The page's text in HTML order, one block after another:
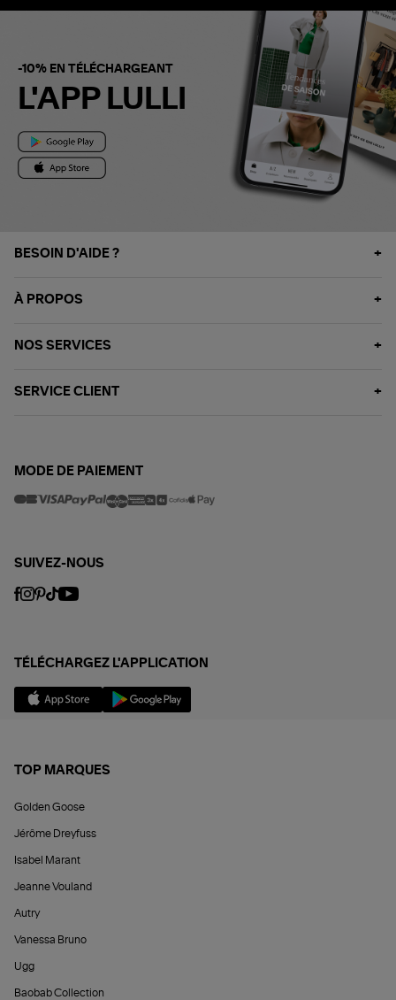
-10% EN TÉLÉCHARGEANT
L'APP LULLI
BESOIN D'AIDE ?
À PROPOS
NOS SERVICES
SERVICE CLIENT
MODE DE PAIEMENT
SUIVEZ-NOUS
TÉLÉCHARGEZ L'APPLICATION
TOP MARQUES
Golden Goose
Jérôme Dreyfuss
Isabel Marant
Jeanne Vouland
Autry
Vanessa Bruno
Ugg
Baobab Collection